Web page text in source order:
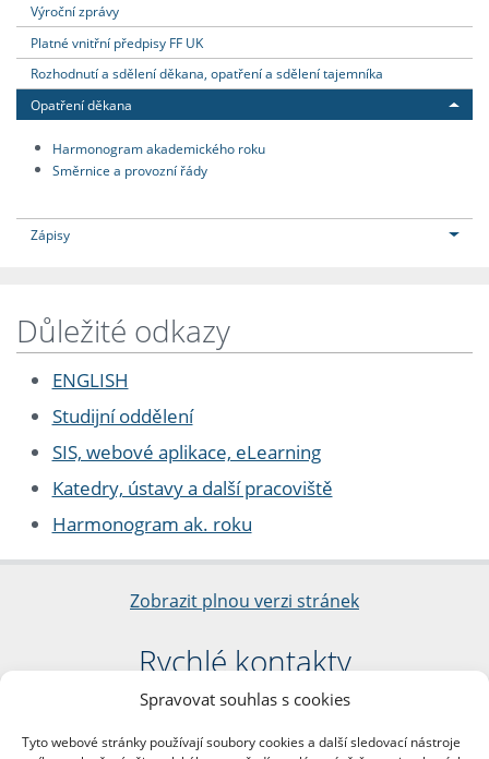
Spravovat souhlas s cookies
Tyto webové stránky používají soubory cookies a další sledovací nástroje
Výroční zprávy
Platné vnitřní předpisy FF UK
Rozhodnutí a sdělení děkana, opatření a sdělení tajemníka
Opatření děkana
Harmonogram akademického roku
Směrnice a provozní řády
Zápisy
Důležité odkazy
ENGLISH
Studijní oddělení
SIS, webové aplikace, eLearning
Katedry, ústavy a další pracoviště
Harmonogram ak. roku
Zobrazit plnou verzi stránek
Rychlé kontakty
Filozofická fakulta
nám. Jana Palacha 1/2